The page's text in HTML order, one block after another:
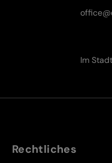
Im
Rechtliches